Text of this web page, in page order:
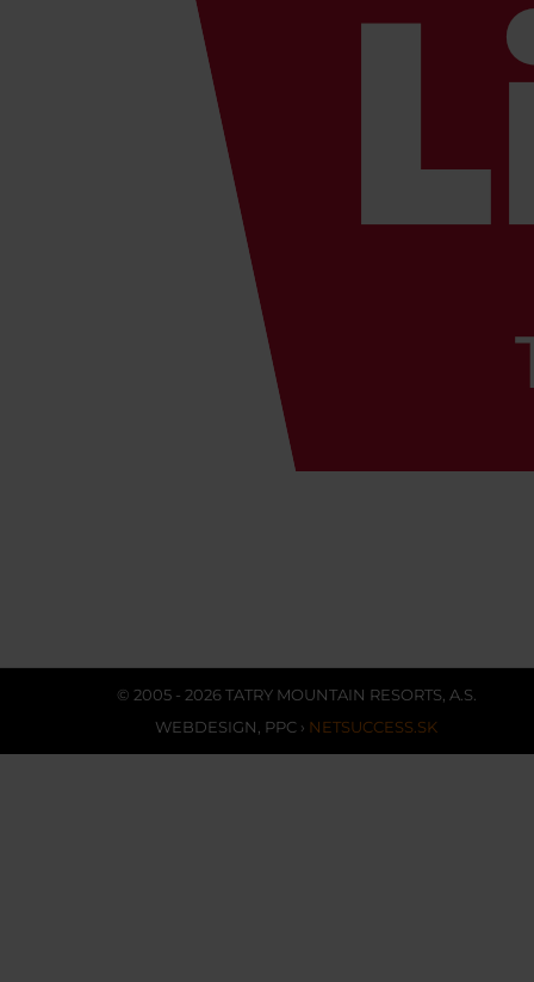
© 2005 - 2026 TATRY MOUNTAIN RESORTS, A.S.
WEBDESIGN PPC › NETSUCCESS.SK